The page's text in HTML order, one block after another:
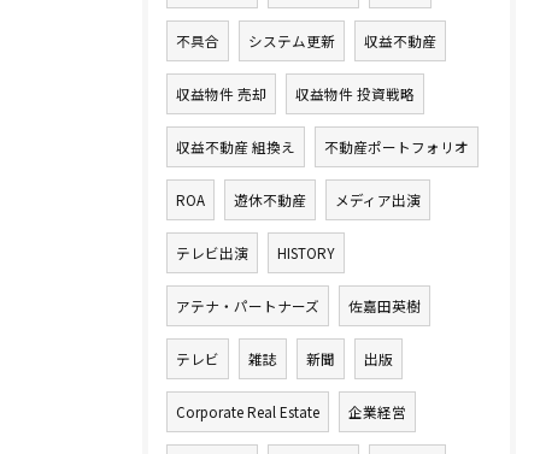
不具合 システム更新 収益不動産
収益物件 売却 収益物件 投資戦略
収益不動産 組換え 不動産ポートフォリオ
ROA 遊休不動産 メディア出演
テレビ出演 HISTORY
アテナ・パートナーズ 佐嘉田英樹
テレビ 雑誌 新聞 出版
Corporate Real Estate 企業経営